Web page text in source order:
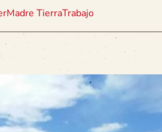
Madre TierraTrabajo